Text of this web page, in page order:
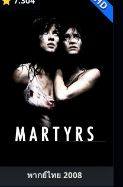
พากย์ไทย 2008